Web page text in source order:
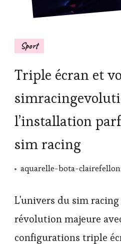
Sport
Triple écran et
l’installation
sim racing
aquarelle-bota-
L'univers du sim
révolution majeure
configurations triple